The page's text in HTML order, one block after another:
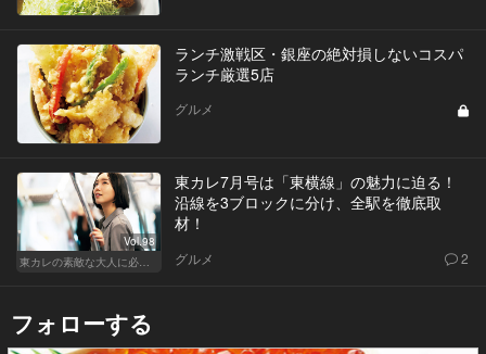
ランチ激戦区・銀座の絶対損しないコスパ
ランチ厳選5店
グルメ
Vol.98
東カレ7月号は「東横線」の魅力に迫る！
沿線を3ブロックに分け、全駅を徹底取
材！
グルメ 2
フォローする